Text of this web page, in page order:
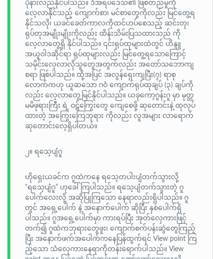
ပိုနားလည်နိုင်ပါသည်။ ဒီအရပ်ဒေသ၏ ဖြစ်တည်မှုကို
လေ့လာနိုင်သည့် ကျောက်စာ၊ မင်စာတွေကိုလည်း မြင်တွေ့ရ
နိုင်သလို၊ ယခင်ခေတ်ကာလကိုထင်ဟပ်စေသည့် ဆင်းတု၊
ရုပ်တုအမျိုးမျိုးကိုလည်း ထိန်းသိမ်းပြသထားသည် ကို
လေ့လာတွေ့ရှိ နိုင်ပါသည်။ ၎င်းရုပ်ထုများထဲတွင် ဟိန္ဒူ
အယူဝါဒဆိုင်ရာ ရုပ်ထုများလည်း မြင်တွေ့ရသောကြောင့်
သမိုင်းလေ့လာလိုသူတွေအတွက်လည်း အတော်သဘောကျ
စရာ ဖြစ်ပါသည်။ ထို့အပြင် အလွန်ရှေးကျပြီး(၇) ရာစု
လောက်ကဟု ယူဆသော ဂဝံ ကျောက်ရုပ်ထုချပ် (၃) ချပ်ကို
လည်း လေ့လာတွေ့မြင်နိုင်ပါသည်။ ယခုကော့ဂွန်းဂူ မှာ မုတ္တ
မမိဖုရားကြီး ရဲ့ ဝဋ်ကြွေးတွေ ကျေစေဖို့ ဆုတောင်းနဲ့ ထုလုပ်
ထားတဲ့ အကြွေးကြေဘုရား ကိုလည်း လူအများ လာရောက်
ဆုတောင်းလေ့ရှိပါတယ်။
၂။ ရသေ့ပျံဂူ
ဟိုရှေးယခင်က ဂူထဲကနေ ရသေ့တပါးပျံတက်သွားလို့
“ရသေ့ပျံဂူ” ဟုခေါ်ကြပါသည်။ ရသေ့ပျံတက်သွားတဲ့ ဂူ
ပေါက်လေးလို့ အဆိုပြုကြသော နေရာလည်းရှိပါသည်။ ဂူ
တွင် အရှေ့ပေါက် နဲ့ အနောက်ပေါက် ဆိုပြီး နှစ်ပေါက်ရှိ
ပါသည်။ ဂူအရှေ့ပေါက်မှာ ကားရပ်ပြီး အုတ်လှေကားဖြင့်
တက်၍ ဂူထဲကဘုရားတွေဖူး၊ ကျောက်စက်ပန်းဆွဲတွေကြည့်
ပြီး အနောက်ဖက်အပေါက်ကနေပြန်ထွက်ရင် View point ကြ
ည့်သော သံလှေကားနေရာကိုတန်းရောက်ပါသည်။ View